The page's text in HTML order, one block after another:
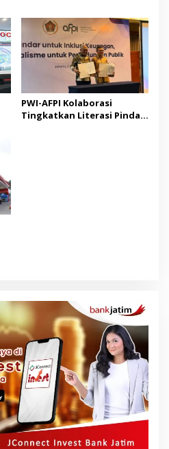
PWI-AFPI Kolaborasi
Tingkatkan Literasi Pindar,